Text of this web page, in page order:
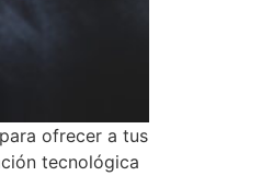
ofrecer a tus
tecnológica